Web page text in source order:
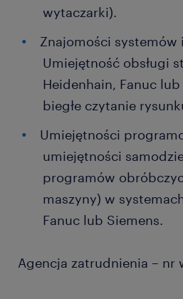
wytaczarki).
Znajomości systemów
Umiejętność obsługi
Heidenhain, Fanuc
biegłe czytanie
Umiejętności
umiejętności
programów
maszyny) w
Fanuc lub Siemens.
Agencja zatrudnienia – nr